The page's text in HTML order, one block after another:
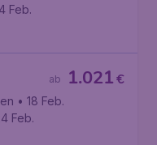
Feb.
€
1.021
ab
• 18 Feb.
Feb.